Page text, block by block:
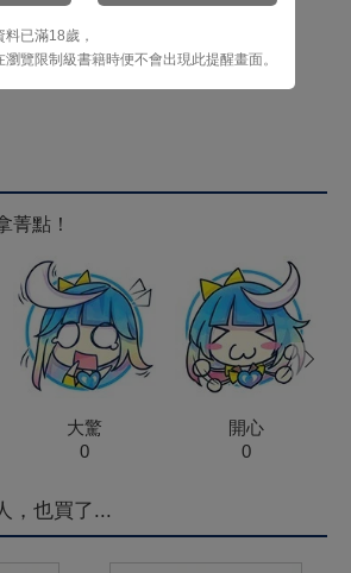
菁點！
大驚
0
開心
0
next
，也買了...
已滿18歲，
覽限制級書籍時便不會出現此提醒畫面。